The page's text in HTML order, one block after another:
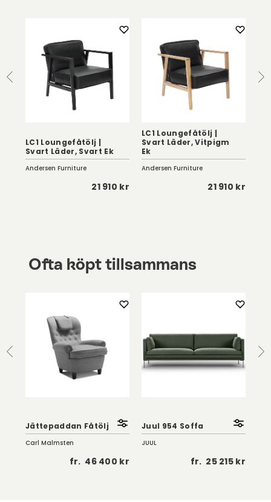
LC1 Loungefåtölj |
Svart Läder, Svart Ek
Andersen Furniture
21 910 kr
LC1 Loungefåtölj |
Svart Läder, Vitpigm
Ek
Andersen Furniture
21 910 kr
Ofta köpt tillsammans
Jättepaddan Fåtölj
Carl Malmsten
fr. 46 400 kr
Juul 954 Soffa
JUUL
fr. 25 215 kr